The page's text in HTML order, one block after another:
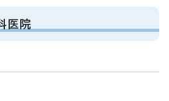
医院